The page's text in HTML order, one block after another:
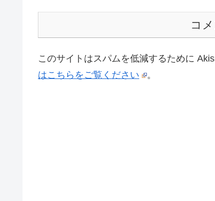
コ
このサイトはスパムを低減するために
はこちらをご覧ください
。